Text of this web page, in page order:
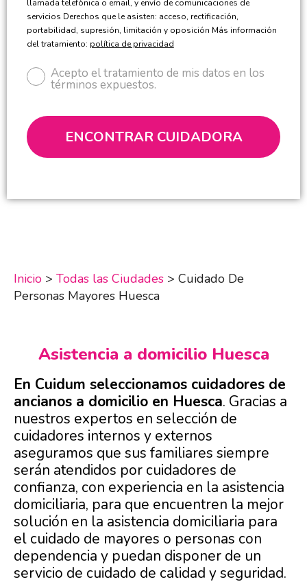
Inicio > Todas las Ciudades > Cuidado De
Personas Mayores Huesca
Asistencia a domicilio Huesca
En Cuidum seleccionamos cuidadores de
ancianos a domicilio en Huesca. Gracias a
nuestros expertos en selección de
cuidadores internos y externos
aseguramos que sus familiares siempre
serán atendidos por cuidadores de
confianza, con experiencia en la asistencia
domiciliaria, para que encuentren la mejor
solución en la asistencia domiciliaria para
el cuidado de mayores o personas con
dependencia y puedan disponer de un
servicio de cuidado de calidad y seguridad.
llamada telefónica o email, y envío de comunicaciones de
servicios Derechos que le asisten: acceso, rectificación,
portabilidad, supresión, limitación y oposición Más información
del tratamiento: política de privacidad
Acepto el tratamiento de mis datos en los
términos expuestos.